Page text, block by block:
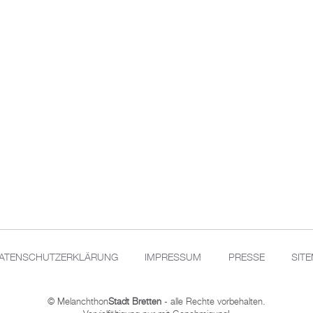
IMPRESSUM PRESSE
© MelanchthonStadt Bretten - alle Rechte vorbehalten.